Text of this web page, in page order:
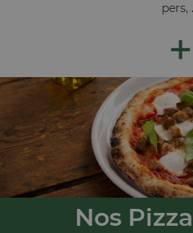
pers,
+
Nos